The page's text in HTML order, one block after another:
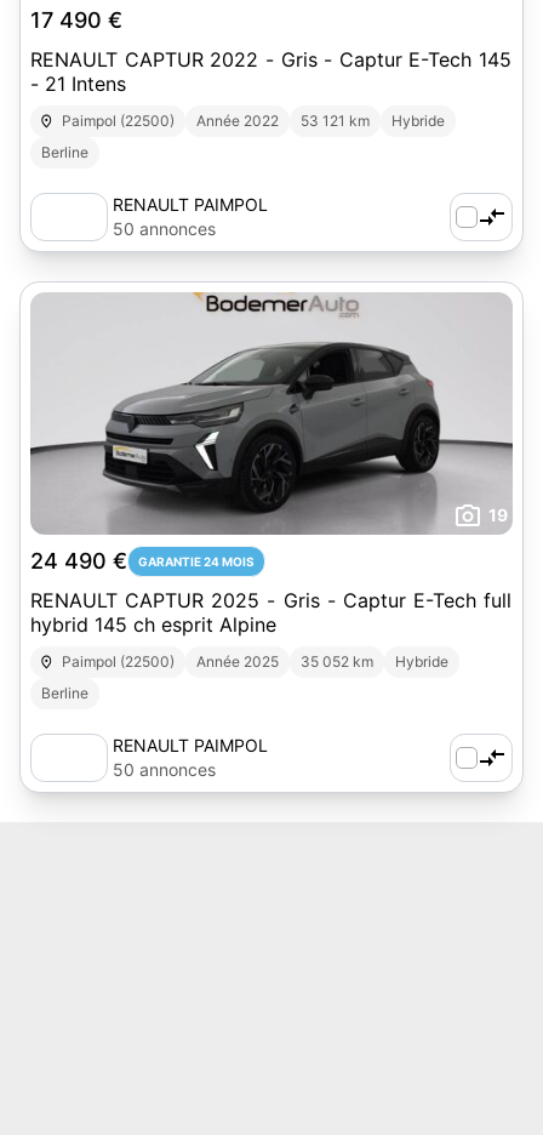
17 490 €
RENAULT CAPTUR 2022 - Gris - Captur E-Tech 145
- 21 Intens
Paimpol (22500) Année 2022 53 121 km
Hybride
Berline
RENAULT PAIMPOL
50 annonces
19
24 490 € GARANTIE 24 MOIS
RENAULT CAPTUR 2025 - Gris - Captur E-Tech full
hybrid 145 ch esprit Alpine
Paimpol (22500) Année 2025 35 052 km
Hybride
Berline
RENAULT PAIMPOL
50 annonces